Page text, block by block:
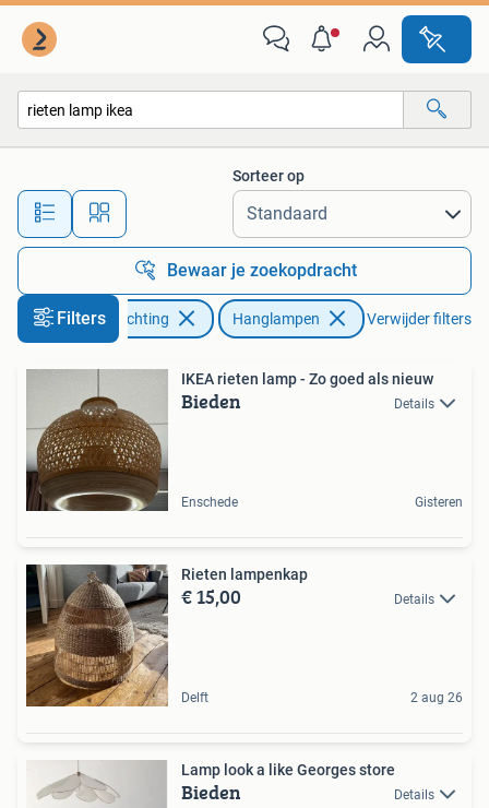
Alle afstanden…
Sorteer op
Bewaar je zoekopdracht
Filters
Huis en Inrichting Hanglampen Verwijder filters
IKEA rieten lamp - Zo goed als nieuw
Bieden Details
Enschede Gisteren
Rieten lampenkap
€ 15,00 Details
Delft 2 aug 26
Lamp look a like Georges store
Bieden Details